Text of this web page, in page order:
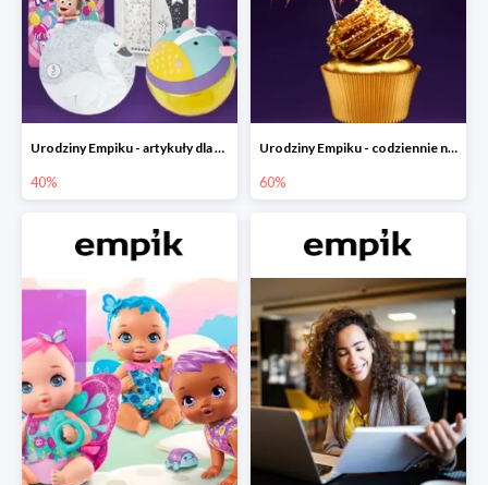
Urodziny Empiku - artykuły dla mamy i dziecka do -40%
40%
Urodziny Empiku - codziennie nowe okazje nawet do -60%
60%